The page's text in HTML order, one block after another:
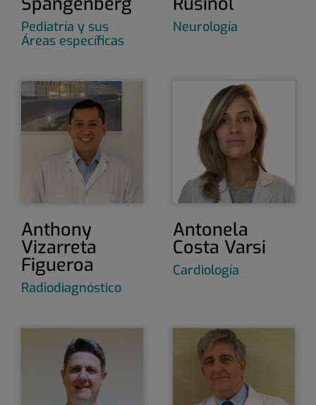
Pediatría y sus
Áreas específicas
Neurología
Anthony
Vizarreta
Figueroa
Radiodiagnóstico
Antonela
Costa Varsi
Cardiología